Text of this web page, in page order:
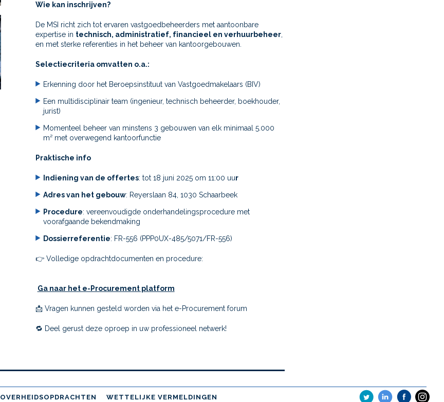
Wie kan inschrijven?
De MSI richt zich tot ervaren vastgoedbeheerders met aantoonbare
expertise in technisch, administratief, financieel en verhuurbeheer,
en met sterke referenties in het beheer van kantoorgebouwen.
Selectiecriteria omvatten o.a.:
Erkenning door het Beroepsinstituut van Vastgoedmakelaars (BIV)
Een multidisciplinair team (ingenieur, technisch beheerder, boekhouder,
jurist)
Momenteel beheer van minstens 3 gebouwen van elk minimaal 5.000
m² met overwegend kantoorfunctie
Praktische info
Indiening van de offertes: tot 18 juni 2025 om 11:00 uur
Adres van het gebouw: Reyerslaan 84, 1030 Schaarbeek
Procedure: vereenvoudigde onderhandelingsprocedure met
voorafgaande bekendmaking
Dossierreferentie: FR-556 (PPP0UX-485/5071/FR-556)
👉Volledige opdrachtdocumenten en procedure:
Ga naar het e-Procurement platform
📩Vragen kunnen gesteld worden via het e-Procurement forum
🔁 Deel gerust deze oproep in uw professioneel netwerk!
OVERHEIDSOPDRACHTEN WETTELIJKE VERMELDINGEN